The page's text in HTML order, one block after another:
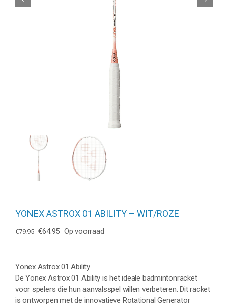
YONEX ASTROX 01 ABILITY – WIT/ROZE
€79.95 Oorspronkelijke
was:
€79.95.
€64.95Huidige
is:
€64.95.
Op voorraad
Yonex Astrox 01 Ability
De Yonex Astrox 01 Ability is het ideale badmintonracket
voor spelers die hun aanvalsspel willen verbeteren. Dit racket
is ontworpen met de innovatieve Rotational Generator